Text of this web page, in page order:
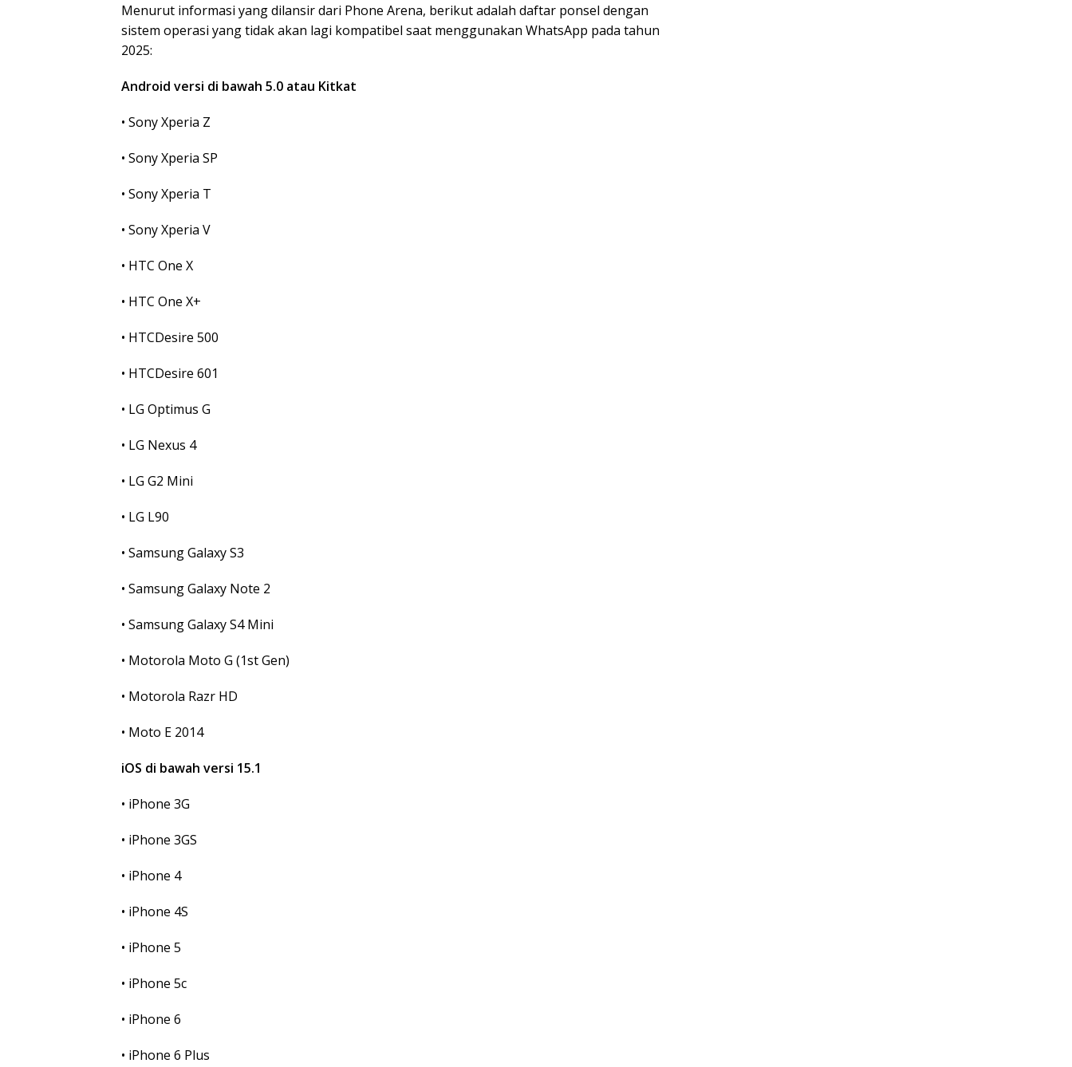
Menurut informasi yang dilansir dari Phone Arena, berikut adalah daftar ponsel dengan
sistem operasi yang tidak akan lagi kompatibel saat menggunakan WhatsApp pada tahun
2025:
Android versi di bawah 5.0 atau Kitkat
• Sony Xperia Z
• Sony Xperia SP
• Sony Xperia T
• Sony Xperia V
• HTC One X
• HTC One X+
• HTCDesire 500
• HTCDesire 601
• LG Optimus G
• LG Nexus 4
• LG G2 Mini
• LG L90
• Samsung Galaxy S3
• Samsung Galaxy Note 2
• Samsung Galaxy S4 Mini
• Motorola Moto G (1st Gen)
• Motorola Razr HD
• Moto E 2014
iOS di bawah versi 15.1
• iPhone 3G
• iPhone 3GS
• iPhone 4
• iPhone 4S
• iPhone 5
• iPhone 5c
• iPhone 6
• iPhone 6 Plus